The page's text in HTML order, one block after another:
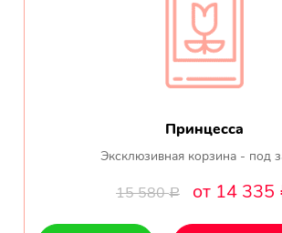
Принцесса
Эксклюзивная корзина - под
15 580Р от 14 335